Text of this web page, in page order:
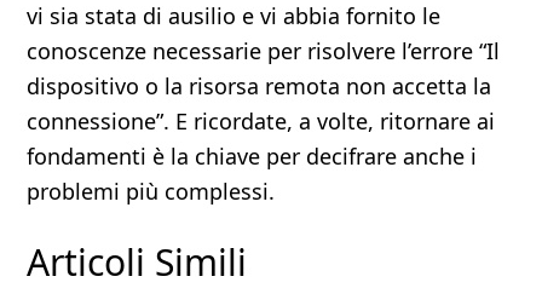
vi sia stata di ausilio e vi abbia fornito le
conoscenze necessarie per risolvere l’errore “Il
dispositivo o la risorsa remota non accetta la
connessione”. E ricordate, a volte, ritornare ai
fondamenti è la chiave per decifrare anche i
problemi più complessi.
Articoli Simili